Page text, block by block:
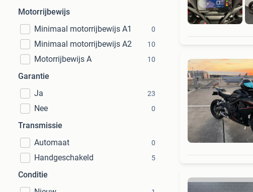
Motorrijbewijs
Minimaal motorrijbewijs A1
0
Minimaal motorrijbewijs A2 10
Motorrijbewijs A 10
Garantie
Ja
23
Nee 0
Transmissie
Automaat
0
Handgeschakeld 5
Conditie